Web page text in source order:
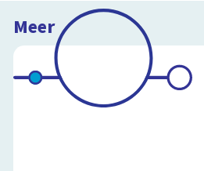
Meer